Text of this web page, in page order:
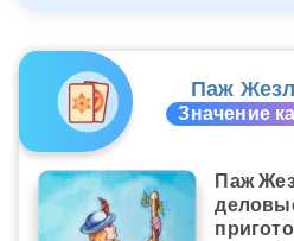
Паж
Значение
Паж